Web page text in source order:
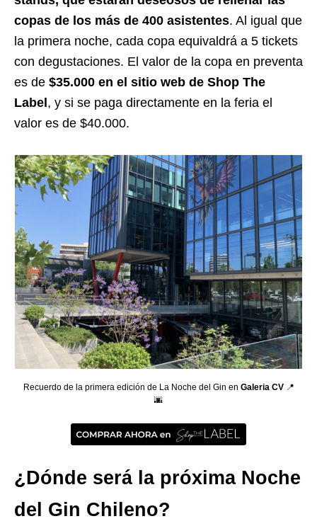
copas de los más de 400 asistentes. Al igual que
la primera noche, cada copa equivaldrá a 5 tickets
con degustaciones. El valor de la copa en preventa
es de $35.000 en el sitio web de Shop The
Label, y si se paga directamente en la feria el
valor es de $40.000.
Recuerdo de la primera edición de La Noche del Gin en Galeria CV📍
🌆
¿Dónde será la próxima Noche
del Gin Chileno?